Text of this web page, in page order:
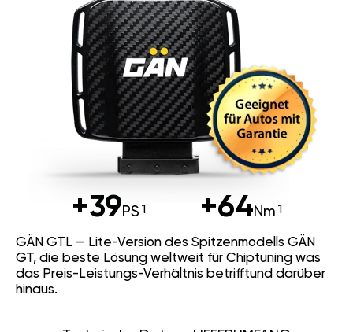
+39PS +64Nm
GÄN GTL — Lite-Version des Spitzenmodells GÄN
GT, die beste Lösung weltweit für Chiptuning was
das Preis-Leistungs-Verhältnis betrifftund darüber
hinaus.